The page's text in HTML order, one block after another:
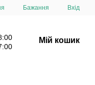
Бажання Вхід
Мій кошик